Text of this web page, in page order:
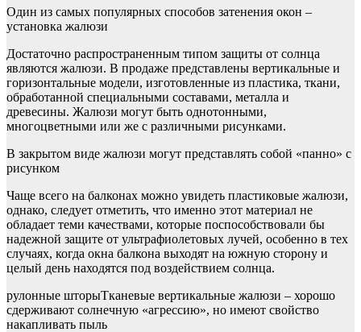
Один из самых популярных способов затенения окон –
установка жалюзи
Достаточно распространенным типом защиты от солнца
являются жалюзи. В продаже представлены вертикальные и
горизонтальные модели, изготовленные из пластика, ткани,
обработанной специальными составами, металла и
древесины. Жалюзи могут быть однотонными,
многоцветными или же с различными рисунками.
В закрытом виде жалюзи могут представлять собой «панно» с
рисунком
Чаще всего на балконах можно увидеть пластиковые жалюзи,
однако, следует отметить, что именно этот материал не
обладает теми качествами, которые поспособствовали бы
надежной защите от ультрафиолетовых лучей, особенно в тех
случаях, когда окна балкона выходят на южную сторону и
целый день находятся под воздействием солнца.
рулонные шторыТканевые вертикальные жалюзи – хорошо
сдерживают солнечную «агрессию», но имеют свойство
накапливать пыль